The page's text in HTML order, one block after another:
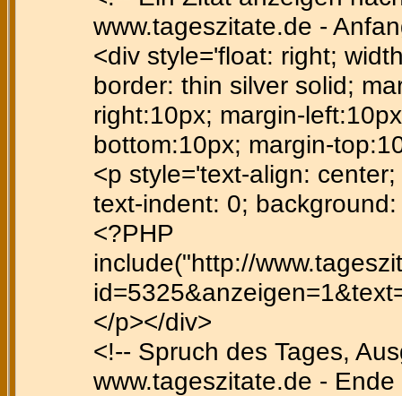
www.tageszitate.de -
<div style='float: right;
border: thin silver solid;
right:10px; margin-
bottom:10px; margin-
<p style='text-align:
text-indent: 0;
<?PHP
include("http://
</p></div>
<!-- Spruch des Tages,
www.tageszitate.de - Ende